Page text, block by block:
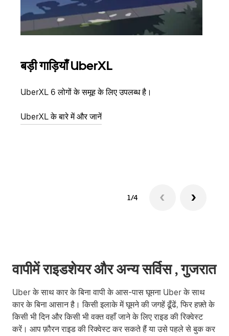
बड़ी गाड़ियाँ UberXL
UberXL 6 लोगों के समूह के लिए उपलब्ध है।
UberXL के बारे में और जानें
1/4
वापीमें राइडशेयर और अन्य सर्विस , गुजरात
Uber के साथ कार के बिना वापी के आस-पास घूमना Uber के साथ
कार के बिना आसान है। किसी इलाके में घूमने की जगहें ढूँढें, फिर हफ़्ते के
किसी भी दिन और किसी भी वक्त वहाँ जाने के लिए राइड की रिक्वेस्ट
करें। आप फ़ौरन राइड की रिक्वेस्ट कर सकते हैं या उसे पहले से बुक कर